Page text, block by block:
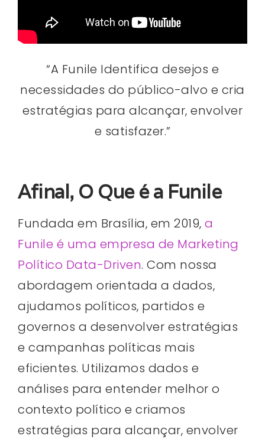
“A Funile Identifica desejos e
necessidades do público-alvo e cria
estratégias para alcançar, envolver
e satisfazer.”
Afinal, O Que é a Funile
Fundada em Brasília, em 2019, a
Funile é uma empresa de Marketing
Político Data-Driven. Com nossa
abordagem orientada a dados,
ajudamos políticos, partidos e
governos a desenvolver estratégias
e campanhas políticas mais
eficientes. Utilizamos dados e
análises para entender melhor o
contexto político e criamos
estratégias para alcançar, envolver